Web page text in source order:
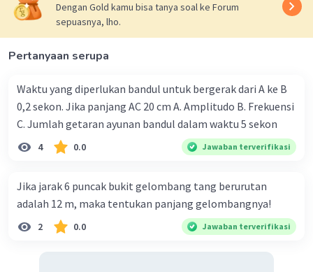
Dengan Gold kamu bisa tanya soal ke Forum
sepuasnya, lho.
Pertanyaan serupa
Waktu yang diperlukan bandul untuk bergerak dari A ke B
0,2 sekon. Jika panjang AC 20 cm A. Amplitudo B. Frekuensi
C. Jumlah getaran ayunan bandul dalam waktu 5 sekon
4 0.0 Jawaban terverifikasi
Jika jarak 6 puncak bukit gelombang tang berurutan
adalah 12 m, maka tentukan panjang gelombangnya!
2 0.0 Jawaban terverifikasi